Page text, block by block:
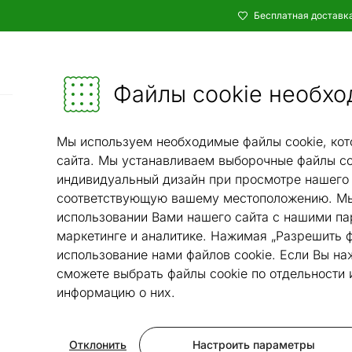
Файлы cookie
Мы используем необходимые файлы cookie,
сайта. Мы устанавливаем выборочные файлы
индивидуальный дизайн при просмотре
соответствующую вашему местоположению.
использовании Вами нашего сайта с нашими
маркетинге и аналитике. Нажимая „Разрешить
использование нами файлов cookie. Если Вы
сможете выбрать файлы cookie по отдельности
информацию о них.
Настроить параметры
Отклонить
Бесплатная
Мебель и убранство - ON24